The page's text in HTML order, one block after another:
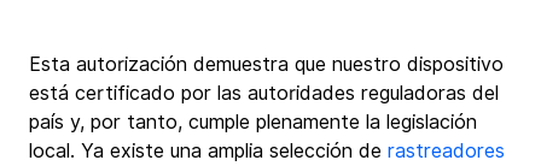
Esta autorización demuestra que nuestro dispositivo
está certificado por las autoridades reguladoras del
país y, por tanto, cumple plenamente la legislación
local. Ya existe una amplia selección de rastreadores